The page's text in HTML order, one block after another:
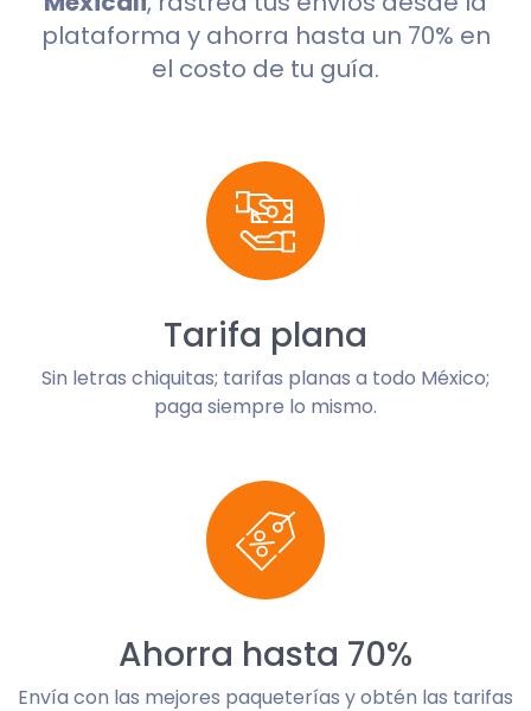
plataforma y ahorra hasta un 70% en
el costo de tu guía.
Tarifa plana
Sin letras chiquitas; tarifas planas a todo México;
paga siempre lo mismo.
Ahorra hasta 70%
Envía con las mejores paqueterías y obtén las tarifas